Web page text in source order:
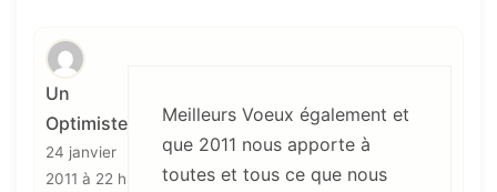
Un
Optimiste
24 janvier
2011 à 22 h
Meilleurs Voeux également et
que 2011 nous apporte à
toutes et tous ce que nous